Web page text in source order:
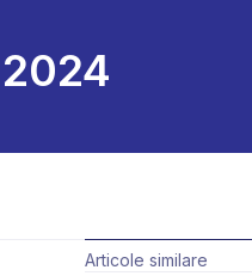
Articole similare